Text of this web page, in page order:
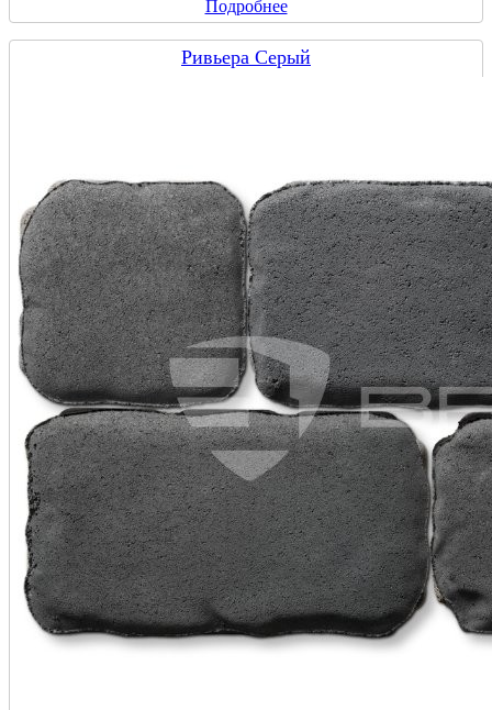
Подробнее
Ривьера Серый